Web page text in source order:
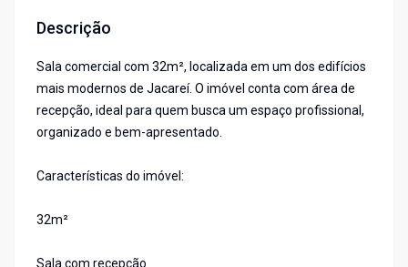
Descrição
Sala comercial com 32m², localizada em um dos edifícios
mais modernos de Jacareí. O imóvel conta com área de
recepção, ideal para quem busca um espaço profissional,
organizado e bem-apresentado.
Características do imóvel:
32m²
Sala com recepção